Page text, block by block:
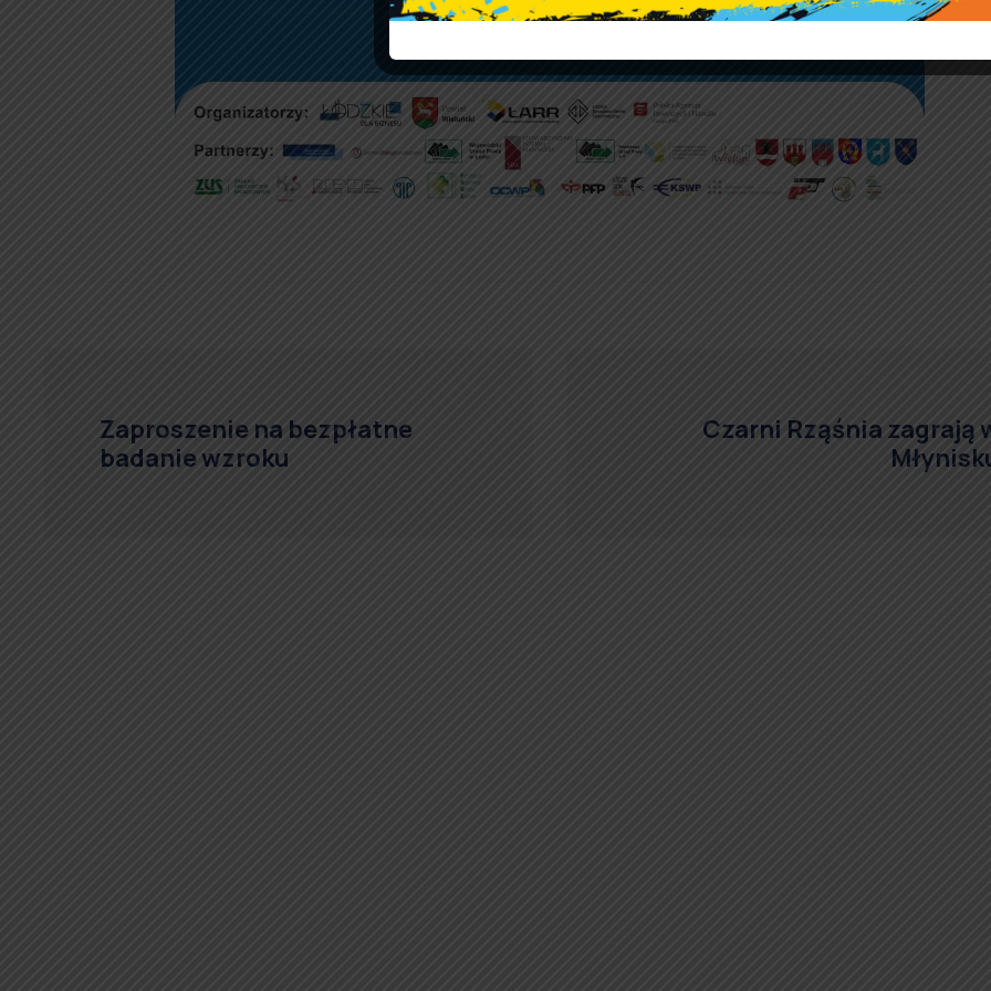
Zaproszenie na bezpłatne
badanie wzroku
Czarni Rząśnia zagrają